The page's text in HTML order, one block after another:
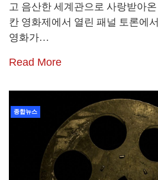
고 음산한 세계관으로 사랑받아
칸 영화제에서 열린 패널 토론에
영화가…
Read More
종합뉴스